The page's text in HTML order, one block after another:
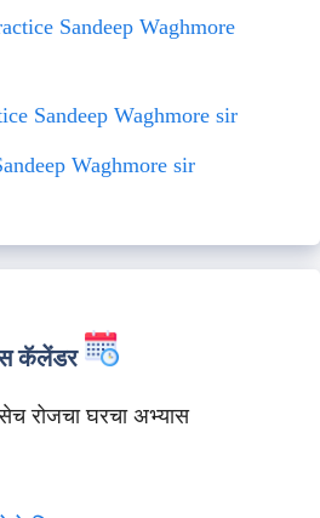
Sandeep Waghmore
Sandeep Waghmore sir
Waghmore sir
कॅलेंडर
रोजचा घरचा अभ्यास